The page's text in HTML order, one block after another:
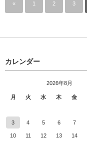
« 1 2 3
カレンダー
2026年8月
月 火 水 木 金
3 4 5 6 7
10 11 12 13 14